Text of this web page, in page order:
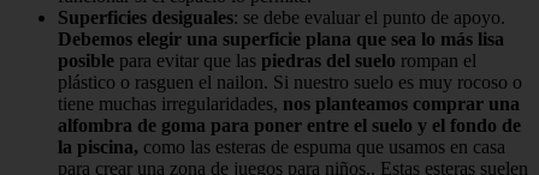
Superficies desiguales: se debe evaluar el punto de apoyo.
Debemos elegir una superficie plana que sea lo más lisa
posible para evitar que las piedras del suelo rompan el
plástico o rasguen el nailon. Si nuestro suelo es muy rocoso o
tiene muchas irregularidades, nos planteamos comprar una
alfombra de goma para poner entre el suelo y el fondo de
la piscina, como las esteras de espuma que usamos en casa
para crear una zona de juegos para niños.. Estas esteras suelen